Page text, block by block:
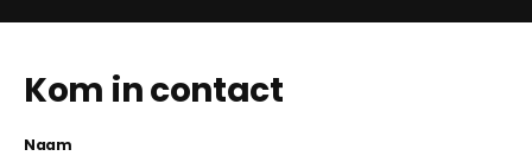
Kom in contact
Naam